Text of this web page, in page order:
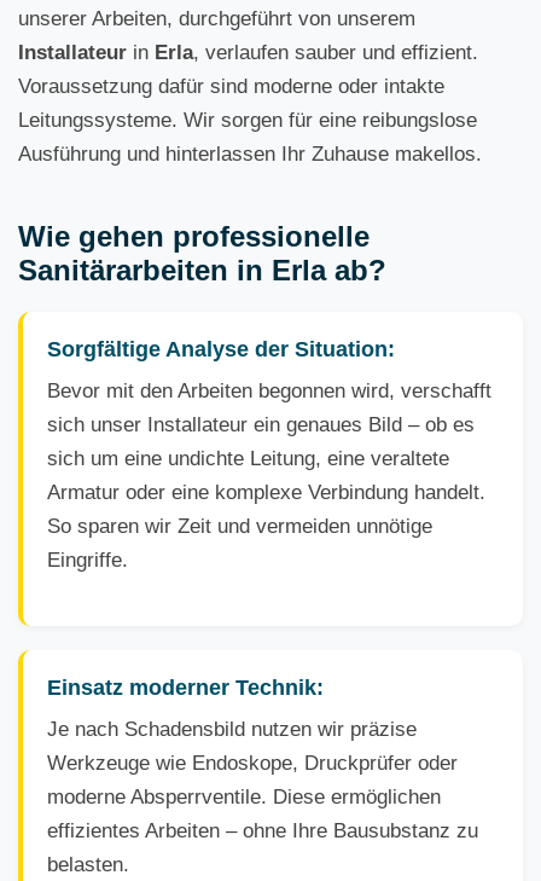
unserer Arbeiten, durchgeführt von unserem
Installateur in Erla, verlaufen sauber und effizient.
Voraussetzung dafür sind moderne oder intakte
Leitungssysteme. Wir sorgen für eine reibungslose
Ausführung und hinterlassen Ihr Zuhause makellos.
Wie gehen professionelle
Sanitärarbeiten in Erla ab?
Sorgfältige Analyse der Situation:
Bevor mit den Arbeiten begonnen wird, verschafft
sich unser Installateur ein genaues Bild – ob es
sich um eine undichte Leitung, eine veraltete
Armatur oder eine komplexe Verbindung handelt.
So sparen wir Zeit und vermeiden unnötige
Eingriffe.
Einsatz moderner Technik:
Je nach Schadensbild nutzen wir präzise
Werkzeuge wie Endoskope, Druckprüfer oder
moderne Absperrventile. Diese ermöglichen
effizientes Arbeiten – ohne Ihre Bausubstanz zu
belasten.